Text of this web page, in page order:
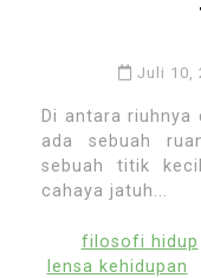
Juli 10,
Di antara riuhnya
ada sebuah
sebuah titik
cahaya jatuh...
filosofi hidup
lensa kehidupan